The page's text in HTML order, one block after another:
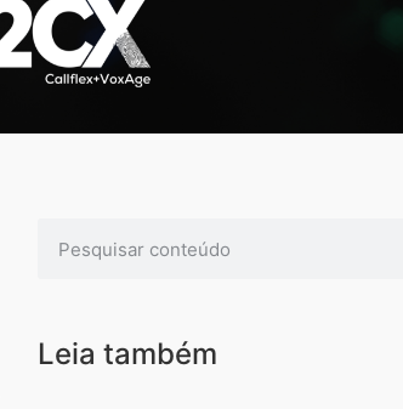
Leia também